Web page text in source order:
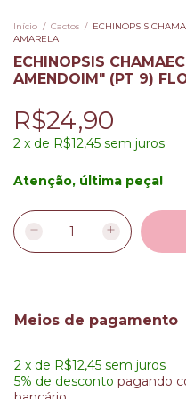
Início / Cactos / ECHINOPSIS
AMARELA
ECHINOPSIS
AMENDOIM" (PT 9)
R$24,90
2 x de R$12,45 sem juros
Atenção, última peça!
Meios de pagamento
2 x de R$12,45 sem juros
5% de desconto pagando